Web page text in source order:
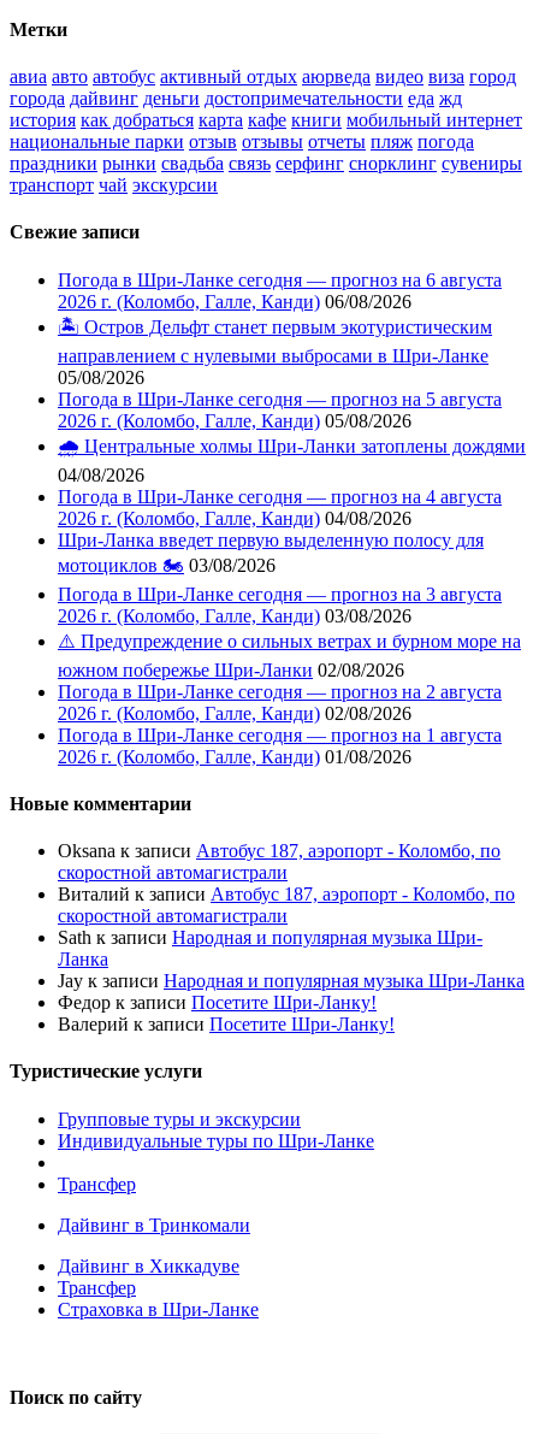
Метки
авиа авто автобус активный отдых аюрведа видео виза город
города дайвинг деньги достопримечательности еда жд
история как добраться карта кафе книги мобильный интернет
национальные парки отзыв отзывы отчеты пляж погода
праздники рынки свадьба связь серфинг снорклинг сувениры
транспорт чай экскурсии
Свежие записи
Погода в Шри-Ланке сегодня — прогноз на 6 августа
2026 г. (Коломбо, Галле, Канди) 06/08/2026
🏝️ Остров Дельфт станет первым экотуристическим
направлением с нулевыми выбросами в Шри-Ланке
05/08/2026
Погода в Шри-Ланке сегодня — прогноз на 5 августа
2026 г. (Коломбо, Галле, Канди) 05/08/2026
🌧️ Центральные холмы Шри-Ланки затоплены дождями
04/08/2026
Погода в Шри-Ланке сегодня — прогноз на 4 августа
2026 г. (Коломбо, Галле, Канди) 04/08/2026
Шри-Ланка введет первую выделенную полосу для
мотоциклов 🏍️ 03/08/2026
Погода в Шри-Ланке сегодня — прогноз на 3 августа
2026 г. (Коломбо, Галле, Канди) 03/08/2026
⚠️ Предупреждение о сильных ветрах и бурном море на
южном побережье Шри-Ланки 02/08/2026
Погода в Шри-Ланке сегодня — прогноз на 2 августа
2026 г. (Коломбо, Галле, Канди) 02/08/2026
Погода в Шри-Ланке сегодня — прогноз на 1 августа
2026 г. (Коломбо, Галле, Канди) 01/08/2026
Новые комментарии
Oksana к записи Автобус 187, аэропорт - Коломбо, по
скоростной автомагистрали
Виталий к записи Автобус 187, аэропорт - Коломбо, по
скоростной автомагистрали
Sath к записи Народная и популярная музыка Шри-
Ланка
Jay к записи Народная и популярная музыка Шри-Ланка
Федор к записи Посетите Шри-Ланку!
Валерий к записи Посетите Шри-Ланку!
Туристические услуги
Групповые туры и экскурсии
Индивидуальные туры по Шри-Ланке
Трансфер
Дайвинг в Тринкомали
Дайвинг в Хиккадуве
Трансфер
Страховка в Шри-Ланке
Поиск по сайту